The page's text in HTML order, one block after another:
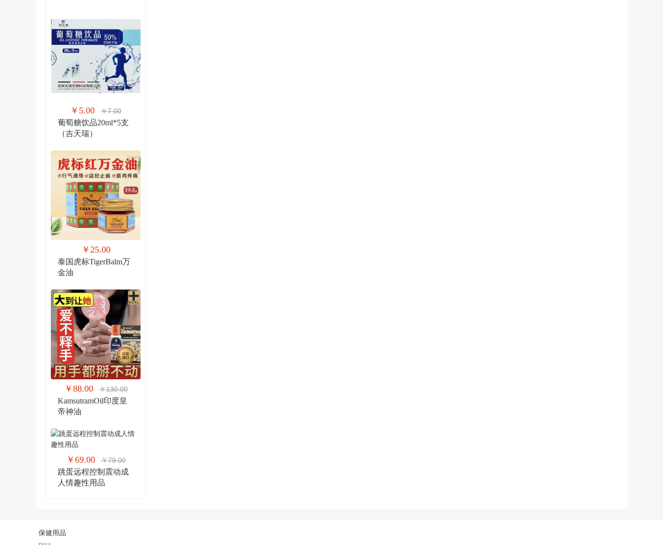
￥5.00 ￥7.00
葡萄糖饮品20ml*5支
（吉天瑞）
￥25.00
泰国虎标TigerBalm万
金油
￥88.00 ￥130.00
KamsutramOil印度皇
帝神油
￥69.00 ￥79.00
跳蛋远程控制震动成
人情趣性用品
保健用品